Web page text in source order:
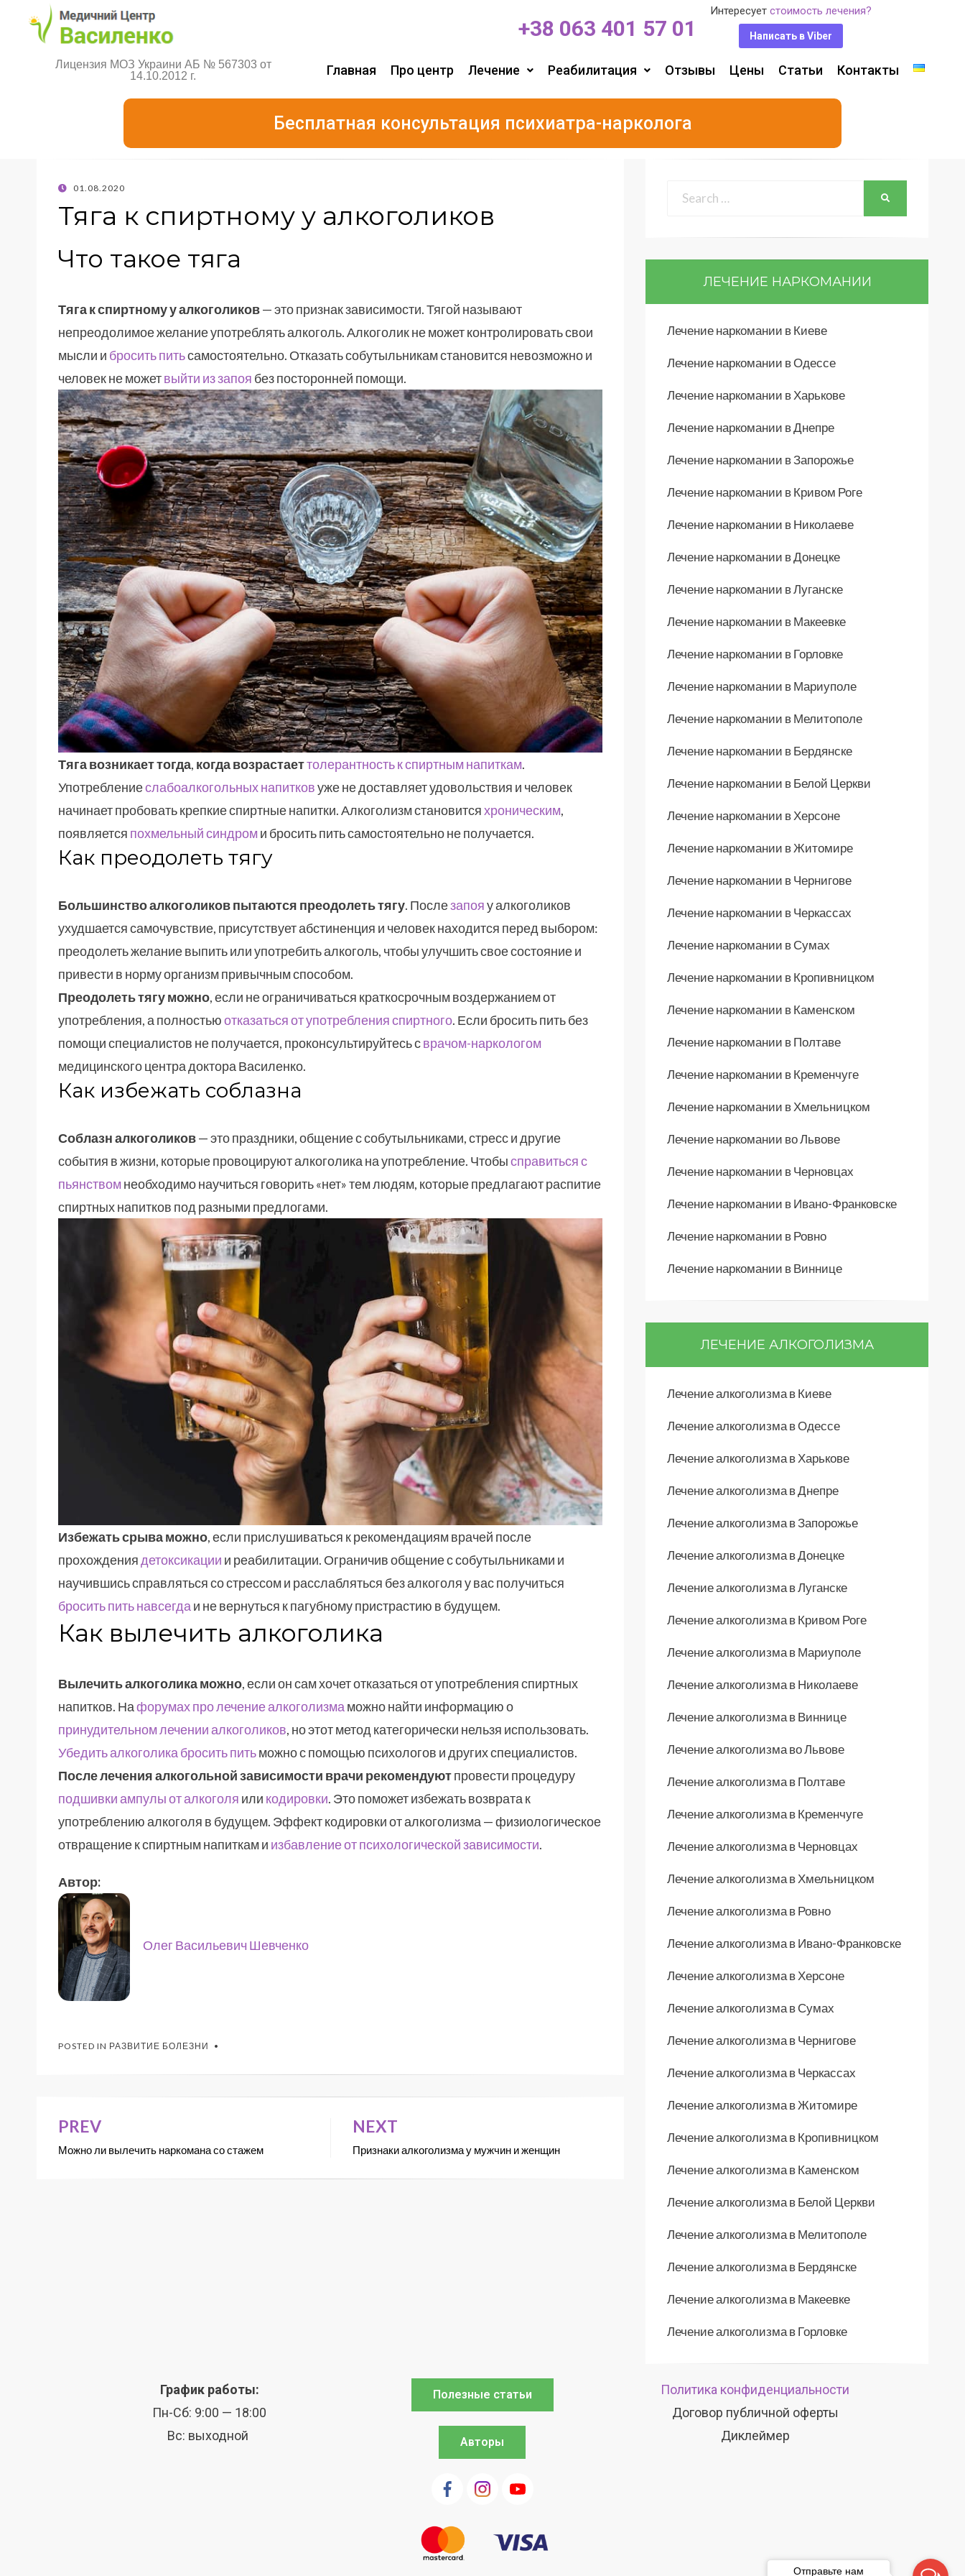
+38 063 401 57 01
Интересует стоимость лечения?
Написать в Viber
Лицензия МОЗ Украини АБ № 567303 от
14.10.2012 г.
Главная Про центр Лечение Реабилитация Отзывы Цены Статьи Контакты
Бесплатная консультация психиатра-нарколога
01.08.2020
Тяга к спиртному у алкоголиков
Что такое тяга
Тяга к спиртному у алкоголиков— это признак зависимости. Тягой называют
непреодолимое желание употреблять алкоголь. Алкоголик не может контролировать свои
мысли и бросить питьсамостоятельно. Отказать собутыльникам становится невозможно и
человек не можетвыйти из запоя без посторонней помощи.
Тяга возникает тогда, когда возрастаеттолерантность к спиртным напиткам.
Употреблениеслабоалкогольных напитковуже не доставляет удовольствия и человек
начинает пробовать крепкие спиртные напитки. Алкоголизм становитсяхроническим,
появляется похмельный синдроми бросить пить самостоятельно не получается.
Как преодолеть тягу
Большинство алкоголиков пытаются преодолеть тягу. Послезапояу алкоголиков
ухудшается самочувствие, присутствует абстиненция и человек находится перед выбором:
преодолеть желание выпить или употребить алкоголь, чтобы улучшить свое состояние и
привести в норму организм привычным способом.
Преодолеть тягу можно, если не ограничиваться краткосрочным воздержанием от
употребления, а полностьюотказаться от употребления спиртного. Если бросить пить без
помощи специалистов не получается, проконсультируйтесь сврачом-наркологом
медицинского центра доктора Василенко.
Как избежать соблазна
Соблазн алкоголиков— это праздники, общение с собутыльниками, стресс и другие
события в жизни, которые провоцируют алкоголика на употребление. Чтобысправиться с
пьянствомнеобходимо научиться говорить «нет» тем людям, которые предлагают распитие
спиртных напитков под разными предлогами.
Избежать срыва можно, если прислушиваться к рекомендациям врачей после
прохождения детоксикации и реабилитации. Ограничив общение с собутыльниками и
научившись справляться со стрессом и расслабляться без алкоголя у вас получиться
бросить пить навсегда и не вернуться к пагубному пристрастию в будущем.
Как вылечить алкоголика
Вылечить алкоголика можно, если он сам хочет отказаться от употребления спиртных
напитков. Нафорумах про лечение алкоголизма можно найти информацию о
принудительном лечении алкоголиков, но этот метод категорически нельзя использовать.
Убедить алкоголика бросить питьможно с помощью психологов и других специалистов.
После лечения алкогольной зависимости врачи рекомендуютпровести процедуру
подшивки ампулы от алкоголя или кодировки. Это поможет избежать возврата к
употреблению алкоголя в будущем. Эффект кодировки от алкоголизма — физиологическое
отвращение к спиртным напиткам и избавление от психологической зависимости.
Автор:
Олег Васильевич Шевченко
POSTED IN РАЗВИТИЕ БОЛЕЗНИ
PREV
Можно ли вылечить наркомана со стажем
NEXT
Признаки алкоголизма у мужчин и женщин
ЛЕЧЕНИЕ НАРКОМАНИИ
Лечение наркомании в Киеве
Лечение наркомании в Одессе
Лечение наркомании в Харькове
Лечение наркомании в Днепре
Лечение наркомании в Запорожье
Лечение наркомании в Кривом Роге
Лечение наркомании в Николаеве
Лечение наркомании в Донецке
Лечение наркомании в Луганске
Лечение наркомании в Макеевке
Лечение наркомании в Горловке
Лечение наркомании в Мариуполе
Лечение наркомании в Мелитополе
Лечение наркомании в Бердянске
Лечение наркомании в Белой Церкви
Лечение наркомании в Херсоне
Лечение наркомании в Житомире
Лечение наркомании в Чернигове
Лечение наркомании в Черкассах
Лечение наркомании в Сумах
Лечение наркомании в Кропивницком
Лечение наркомании в Каменском
Лечение наркомании в Полтаве
Лечение наркомании в Кременчуге
Лечение наркомании в Хмельницком
Лечение наркомании во Львове
Лечение наркомании в Черновцах
Лечение наркомании в Ивано-Франковске
Лечение наркомании в Ровно
Лечение наркомании в Виннице
ЛЕЧЕНИЕ АЛКОГОЛИЗМА
Лечение алкоголизма в Киеве
Лечение алкоголизма в Одессе
Лечение алкоголизма в Харькове
Лечение алкоголизма в Днепре
Лечение алкоголизма в Запорожье
Лечение алкоголизма в Донецке
Лечение алкоголизма в Луганске
Лечение алкоголизма в Кривом Роге
Лечение алкоголизма в Мариуполе
Лечение алкоголизма в Николаеве
Лечение алкоголизма в Виннице
Лечение алкоголизма во Львове
Лечение алкоголизма в Полтаве
Лечение алкоголизма в Кременчуге
Лечение алкоголизма в Черновцах
Лечение алкоголизма в Хмельницком
Лечение алкоголизма в Ровно
Лечение алкоголизма в Ивано-Франковске
Лечение алкоголизма в Херсоне
Лечение алкоголизма в Сумах
Лечение алкоголизма в Чернигове
Лечение алкоголизма в Черкассах
Лечение алкоголизма в Житомире
Лечение алкоголизма в Кропивницком
Лечение алкоголизма в Каменском
Лечение алкоголизма в Белой Церкви
Лечение алкоголизма в Мелитополе
Лечение алкоголизма в Бердянске
Лечение алкоголизма в Макеевке
Лечение алкоголизма в Горловке
График работы:
Пн-Сб: 9:00 — 18:00
Вс: выходной
Полезные статьи
Авторы
Политика конфиденциальности
Договор публичной оферты
Диклеймер
Отправьте нам